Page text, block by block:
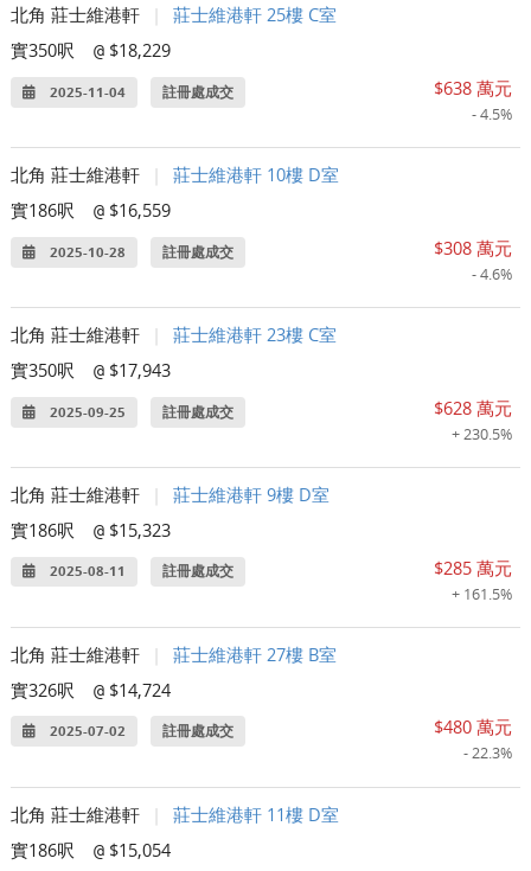
北角 莊士維港軒
莊士維港軒 25樓 C室
實350呎
@ $18,229
2025-11-04 註冊處成交 $638 萬元
- 4.5%
北角 莊士維港軒
莊士維港軒 10樓 D室
實186呎
@ $16,559
2025-10-28 註冊處成交 $308 萬元
- 4.6%
北角 莊士維港軒
莊士維港軒 23樓 C室
實350呎
@ $17,943
2025-09-25 註冊處成交 $628 萬元
+ 230.5%
北角 莊士維港軒
莊士維港軒 9樓 D室
實186呎
@ $15,323
2025-08-11 註冊處成交 $285 萬元
+ 161.5%
北角 莊士維港軒
莊士維港軒 27樓 B室
實326呎
@ $14,724
2025-07-02 註冊處成交 $480 萬元
- 22.3%
北角 莊士維港軒
莊士維港軒 11樓 D室
實186呎
@ $15,054